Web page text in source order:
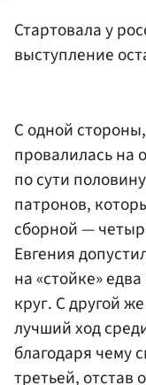
Стартовала у
выступление
С одной
провалилась на
по сути
патронов,
сборной —
Евгения
на «стойке»
круг. С другой
лучший ход
благодаря чему
третьей, отстав